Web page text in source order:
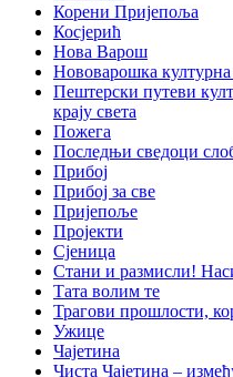
Корени Пријепоља
Косјерић
Нова Варош
Нововарошка културна
Пештерски путеви
крају света
Пожега
Последњи сведоци
Прибој
Прибој за све
Пријепоље
Пројекти
Сјеница
Стани и размисли!
Тата волим те
Трагови прошлости,
Ужице
Чајетина
Чиста Чајетина –